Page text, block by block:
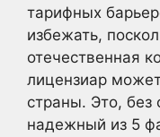
тарифных
избежать,
отечественная
лицензиар
страны. Это,
надежный из 5